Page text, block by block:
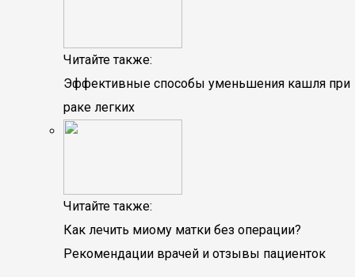
Читайте также:
Эффективные способы уменьшения кашля при
раке легких
Читайте также:
Как лечить миому матки без операции?
Рекомендации врачей и отзывы пациенток